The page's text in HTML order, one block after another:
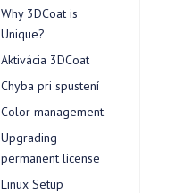
Why 3DCoat is
Unique?
Aktivácia 3DCoat
Chyba pri spustení
Color management
Upgrading
permanent license
Linux Setup